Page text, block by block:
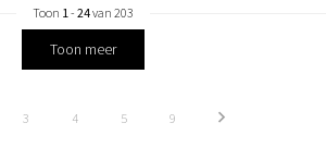
Toon 1 - 24van 203
Toon meer
3 4 5 9